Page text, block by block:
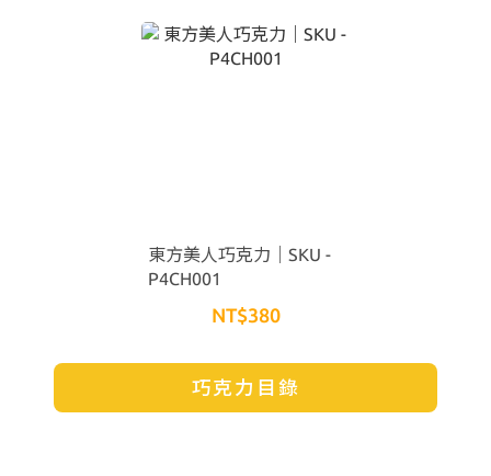
東方美人巧克力｜SKU -
P4CH001
NT$380
巧克力目錄